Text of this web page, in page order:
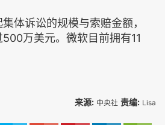
体诉讼的规模与索赔金额，
万美元。微软目前拥有11
来源: 中央社 责编: Lisa